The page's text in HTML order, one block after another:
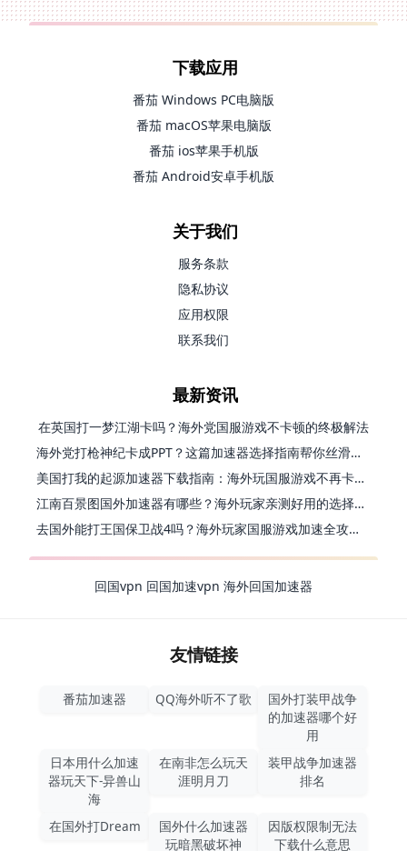
下载应用
番茄 Windows PC电脑版
番茄 macOS苹果电脑版
番茄 ios苹果手机版
番茄 Android安卓手机版
关于我们
服务条款
隐私协议
应用权限
联系我们
最新资讯
在英国打一梦江湖卡吗？海外党国服游戏不卡顿的终极解法
海外党打枪神纪卡成PPT？这篇加速器选择指南帮你丝滑上分
美国打我的起源加速器下载指南：海外玩国服游戏不再卡的终极方案
江南百景图国外加速器有哪些？海外玩家亲测好用的选择与避坑指南
去国外能打王国保卫战4吗？海外玩家国服游戏加速全攻略（附公主连结幻想江湖实测）
回国vpn 回国加速vpn 海外回国加速器
友情链接
番茄加速器 QQ海外听不了歌
国外打装甲战争
的加速器哪个好
用
日本用什么加速
器玩天下-异兽山
海
在南非怎么玩天
涯明月刀
装甲战争加速器
排名
在国外打Dream
国外什么加速器
玩暗黑破坏神
因版权限制无法
下载什么意思